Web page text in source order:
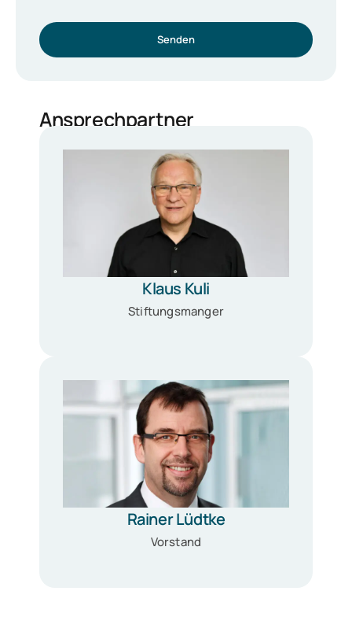
Senden
Ansprechpartner
Klaus Kuli
Stiftungsmanger
Rainer Lüdtke
Vorstand